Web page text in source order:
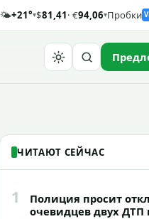
🌤️+21°▾$81,41· €94,06▾Пробки
ЧИТАЮТ СЕЙЧАС
1
Полиция просит
очевидцев двух ДТП